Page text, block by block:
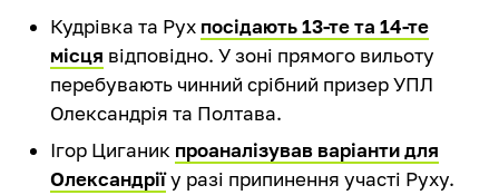
Кудрівка та Рух посідають 13-те та 14-те
місця відповідно. У зоні прямого вильоту
перебувають чинний срібний призер УПЛ
Олександрія та Полтава.
Ігор Циганик проаналізував варіанти для
Олександріїу разі припинення участі Руху.